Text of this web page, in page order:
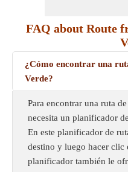
FAQ about Route
¿Cómo encontrar una
Verde?
Para encontrar una ruta
necesita un planificador
En este planificador de
destino y luego hacer clic
planificador también le